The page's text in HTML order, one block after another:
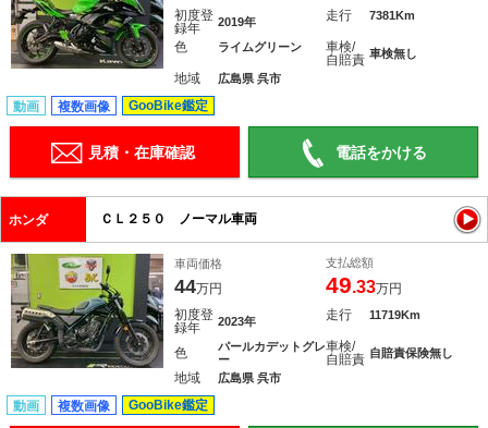
初度登
録年
2019年 走行 7381Km
色 ライムグリーン
車検/
自賠責 車検無し
地域 広島県 呉市
動画 複数画像 GooBike鑑定
見積・在庫確認 電話をかける
ホンダ ＣＬ２５０ ノーマル車両
車両価格
44万円
支払総額
49.33万円
初度登
録年
2023年 走行 11719Km
色
パールカデットグレ
ー
車検/
自賠責 自賠責保険無し
地域 広島県 呉市
動画 複数画像 GooBike鑑定